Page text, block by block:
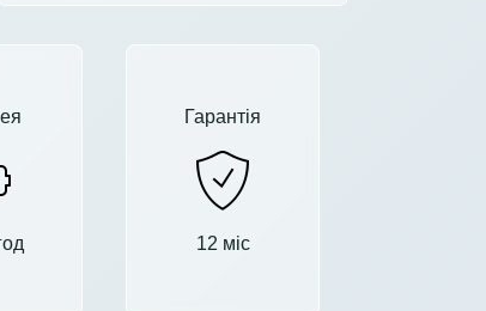
Гарантія
12 міс